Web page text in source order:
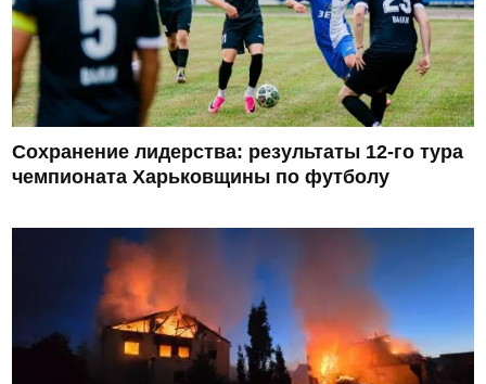
Сохранение лидерства: результаты 12-го тура
чемпионата Харьковщины по футболу